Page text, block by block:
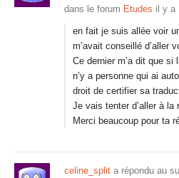
dans le forum Etudes il y a
en fait je suis allée voir
m’avait conseillé d’aller
Ce dernier m’a dit que si
n’y a personne qui ai
droit de certifier sa
Je vais tenter d’aller à la
Merci beaucoup pour ta
celine_split a répondu au